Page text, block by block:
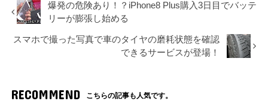
爆発の危険あり！？iPhone8 Plus購入3日目でバッテ
リーが膨張し始める
スマホで撮った写真で車のタイヤの磨耗状態を確認
できるサービスが登場！
RECOMMEND こちらの記事も人気です。